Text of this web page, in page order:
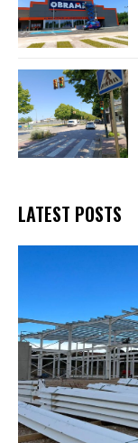
LATEST POSTS